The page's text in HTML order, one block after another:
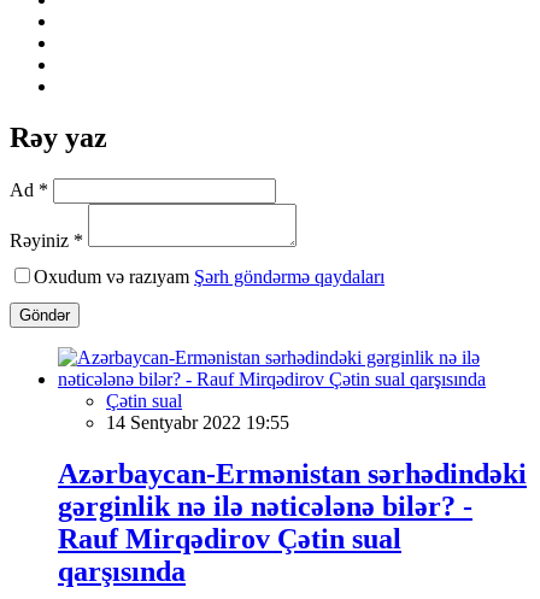
Rəy yaz
Ad *
Rəyiniz *
Oxudum və razıyam Şərh göndərmə qaydaları
Göndər
Çətin sual
14 Sentyabr 2022 19:55
Azərbaycan-Ermənistan sərhədindəki
gərginlik nə ilə nəticələnə bilər? -
Rauf Mirqədirov Çətin sual
qarşısında